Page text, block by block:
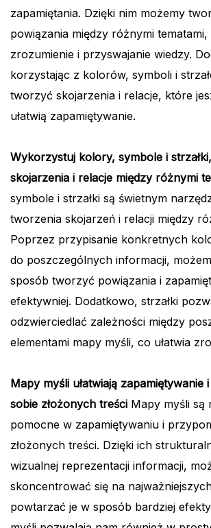
zapamiętania. Dzięki nim możemy
powiązania między różnymi tematami,
zrozumienie i przyswajanie wiedzy.
korzystając z kolorów, symboli i
tworzyć skojarzenia i relacje, które
ułatwią zapamiętywanie.
Wykorzystuj kolory, symbole i
skojarzenia i relacje między różnymi
symbole i strzałki są świetnym
tworzenia skojarzeń i relacji między
Poprzez przypisanie konkretnych
do poszczególnych informacji,
sposób tworzyć powiązania i
efektywniej. Dodatkowo, strzałki
odzwierciedlać zależności między
elementami mapy myśli, co ułatwia
Mapy myśli ułatwiają zapamiętywanie
sobie złożonych treści Mapy myśli są
pomocne w zapamiętywaniu i
złożonych treści. Dzięki ich
wizualnej reprezentacji informacji,
skoncentrować się na
powtarzać je w sposób bardziej